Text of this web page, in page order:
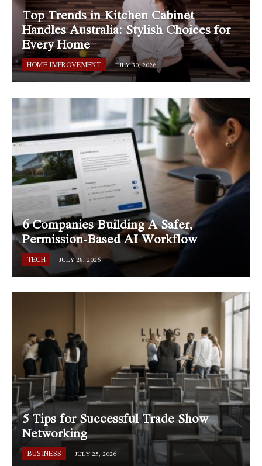
Top Trends in Kitchen Cabinet
Handles Australia: Stylish Choices for
Every Home
HOME IMPROVEMENT JULY 30, 2026
6 Companies Building A Safer,
Permission-Based AI Workflow
TECH JULY 28, 2026
5 Tips for Successful Trade Show
Networking
BUSINESS JULY 25, 2026